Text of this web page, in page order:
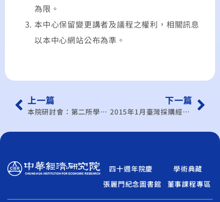
為限。
本中心保留變更講者及議程之權利，相關訊息
以本中心網站公布為準。
上一篇
本院研討會：第二所學術研討會
下一篇
2015年1月臺灣採購經理人指數發布記者會-非製造業經理人指數(NMI)首次發布
四十週年院慶
學術典藏
張麗門紀念圖書館
董事課程專區